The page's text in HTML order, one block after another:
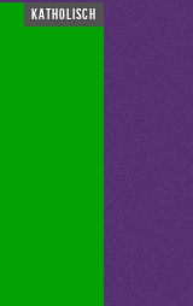
katholisch